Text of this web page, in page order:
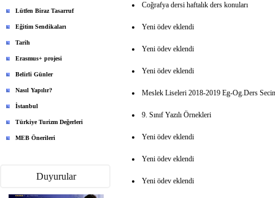
Lütfen Biraz Tasarruf
Eğitim Sendikaları
Tarih
Erasmus+ projesi
Belirli Günler
Nasıl Yapılır?
İstanbul
Türkiye Turizm Değerleri
MEB Önerileri
Duyurular
Coğrafya dersi haftalık ders konuları
Yeni ödev eklendi
Yeni ödev eklendi
Yeni ödev eklendi
Meslek Liseleri 2018-2019 Eg-Og.Ders
9. Sınıf Yazılı Örnekleri
Yeni ödev eklendi
Yeni ödev eklendi
Yeni ödev eklendi